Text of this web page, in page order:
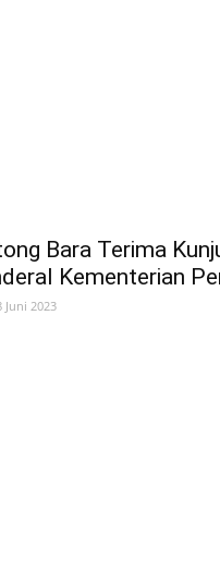
Bara Terima
Kementerian
Juni 2023